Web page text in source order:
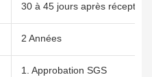
30 à 45 jours après réception
2 Années
1. Approbation SGS